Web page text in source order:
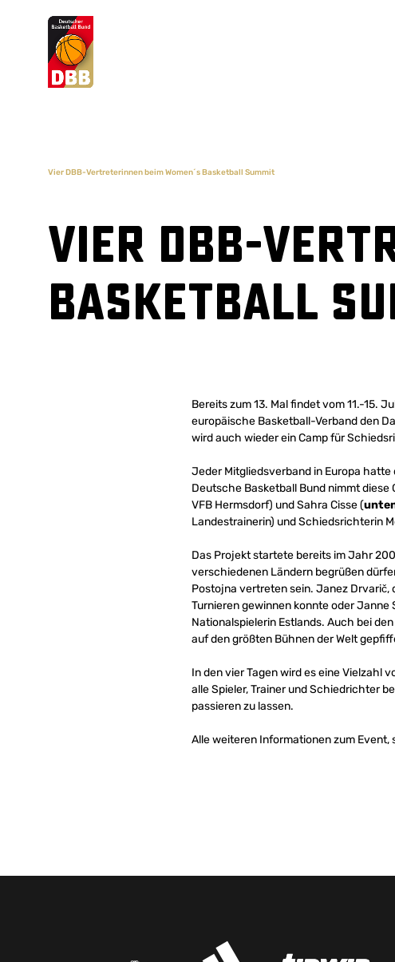
Suchvorschläge
Vier DBB-Vertreterinnen beim Women´s Basketball Summit
Vier DBB-
Basketball
Bereits zum 13. Mal findet vom 11.-15.
europäische Basketball-Verband den
wird auch wieder ein Camp für
Jeder Mitgliedsverband in Europa hatte
Deutsche Basketball Bund nimmt
VFB Hermsdorf) und Sahra Cisse (
Landestrainerin) und Schiedsrichterin
Das Projekt startete bereits im Jahr
verschiedenen Ländern begrüßen
Postojna vertreten sein. Janez Drvarič,
Turnieren gewinnen konnte oder
Nationalspielerin Estlands. Auch bei
auf den größten Bühnen der Welt
In den vier Tagen wird es eine Vielzahl
alle Spieler, Trainer und Schiedrichter
passieren zu lassen.
Alle weiteren Informationen zum Event,